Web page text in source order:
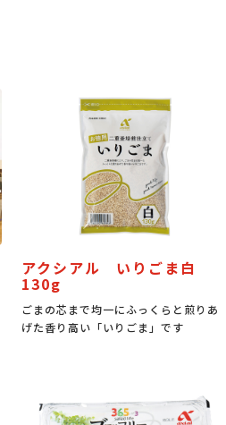
アクシアル いりごま白
130g
ごまの芯まで均一にふっくらと煎りあ
げた香り高い「いりごま」です